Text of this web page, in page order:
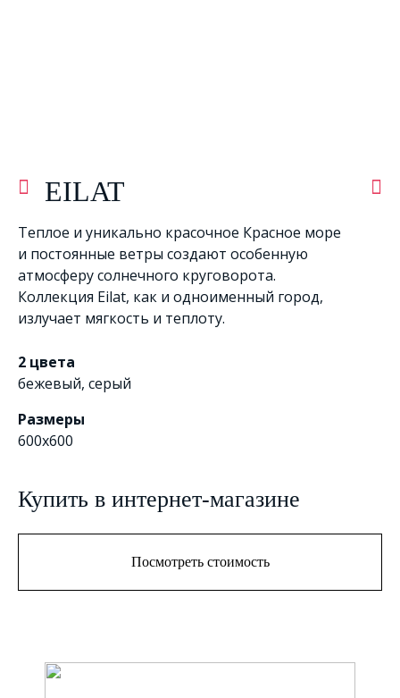
EILAT
Теплое и уникально красочное Красное море
и постоянные ветры создают особенную
атмосферу солнечного круговорота.
Коллекция Eilat, как и одноименный город,
излучает мягкость и теплоту.
2 цвета
бежевый, серый
Размеры
600x600
Купить в интернет-магазине
Посмотреть стоимость